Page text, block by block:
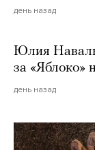
день назад
Юлия
за «Яблоко»
день назад